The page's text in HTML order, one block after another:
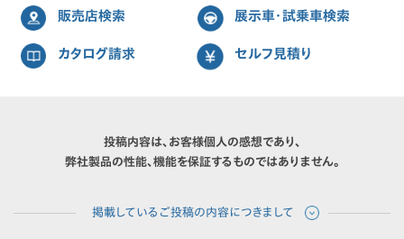
販売店検索 展示車・試乗車検索
カタログ請求 セルフ見積り
投稿内容は、お客様個人の感想であり、
弊社製品の性能、機能を保証するものではありません。